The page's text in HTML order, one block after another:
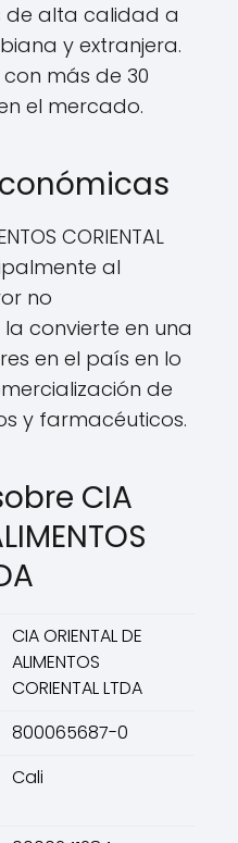
de alta calidad a
y extranjera.
más de 30
el mercado.
CORIENTAL
al
no
convierte en una
en el país en lo
de
y farmacéuticos.
CIA
CIA ORIENTAL DE
ALIMENTOS
CORIENTAL LTDA
800065687-0
Cali